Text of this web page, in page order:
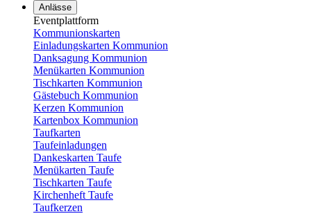
Anlässe
Eventplattform
Kommunionskarten
Einladungskarten Kommunion
Danksagung Kommunion
Menükarten Kommunion
Tischkarten Kommunion
Gästebuch Kommunion
Kerzen Kommunion
Kartenbox Kommunion
Taufkarten
Taufeinladungen
Dankeskarten Taufe
Menükarten Taufe
Tischkarten Taufe
Kirchenheft Taufe
Taufkerzen